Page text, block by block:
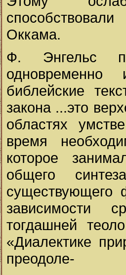
Оккама.
Ф. Энгельс
библейские
закона ...это
областях
время
которое
общего
существующего
зависимости
тогдашней
«Диалектике
преодоле-